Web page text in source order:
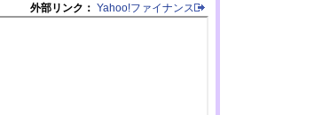
外部リンク： Yahoo!ファイナンス